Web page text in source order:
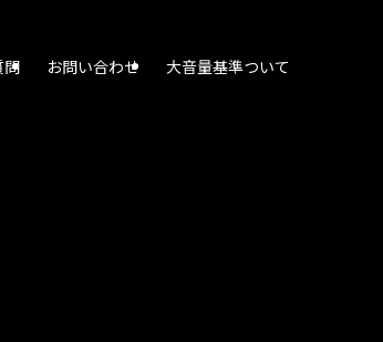
問 お問い合わせ 大音量基準ついて